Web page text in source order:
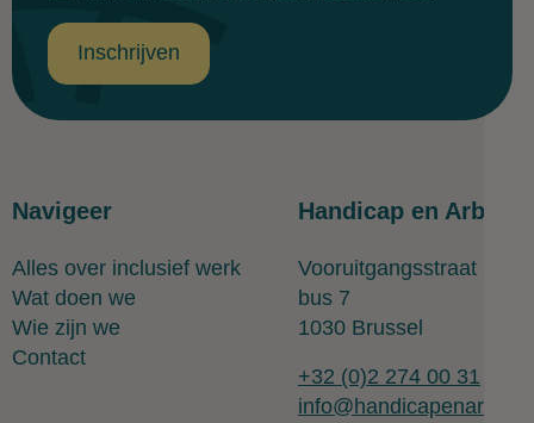
Inschrijven
Navigeer
Alles over inclusief werk
Wat doen we
Wie zijn we
Contact
Handicap en Arbeid
Vooruitgangsstraat 323
bus 7
1030 Brussel
+32 (0)2 274 00 31